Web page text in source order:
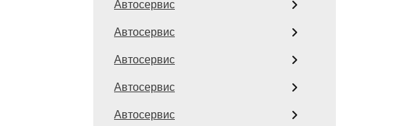
Автосервис
Автосервис
Автосервис
Автосервис
Автосервис